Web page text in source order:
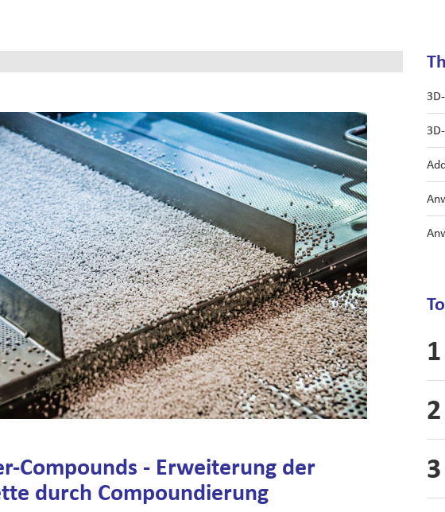
Compounds - Erweiterung der
durch Compoundierung